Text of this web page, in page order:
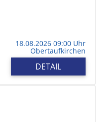
18.08.2026 09:00 Uhr
Obertaufkirchen
DETAIL